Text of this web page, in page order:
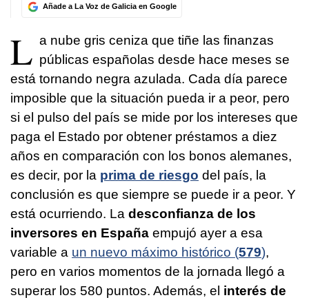
Añade a La Voz de Galicia en Google
L a nube gris ceniza que tiñe las finanzas
públicas españolas desde hace meses se
está tornando negra azulada. Cada día parece
imposible que la situación pueda ir a peor, pero
si el pulso del país se mide por los intereses que
paga el Estado por obtener préstamos a diez
años en comparación con los bonos alemanes,
es decir, por la prima de riesgo del país, la
conclusión es que siempre se puede ir a peor. Y
está ocurriendo. La desconfianza de los
inversores en España empujó ayer a esa
variable a un nuevo máximo histórico (579),
pero en varios momentos de la jornada llegó a
superar los 580 puntos. Además, el interés de